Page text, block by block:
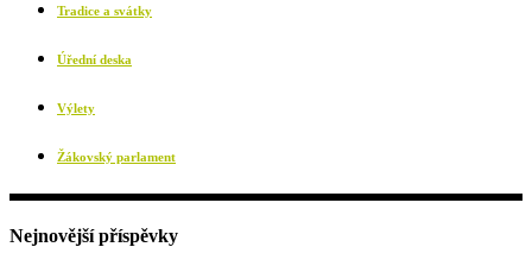
Tradice a svátky
Úřední deska
Výlety
Žákovský parlament
Nejnovější příspěvky